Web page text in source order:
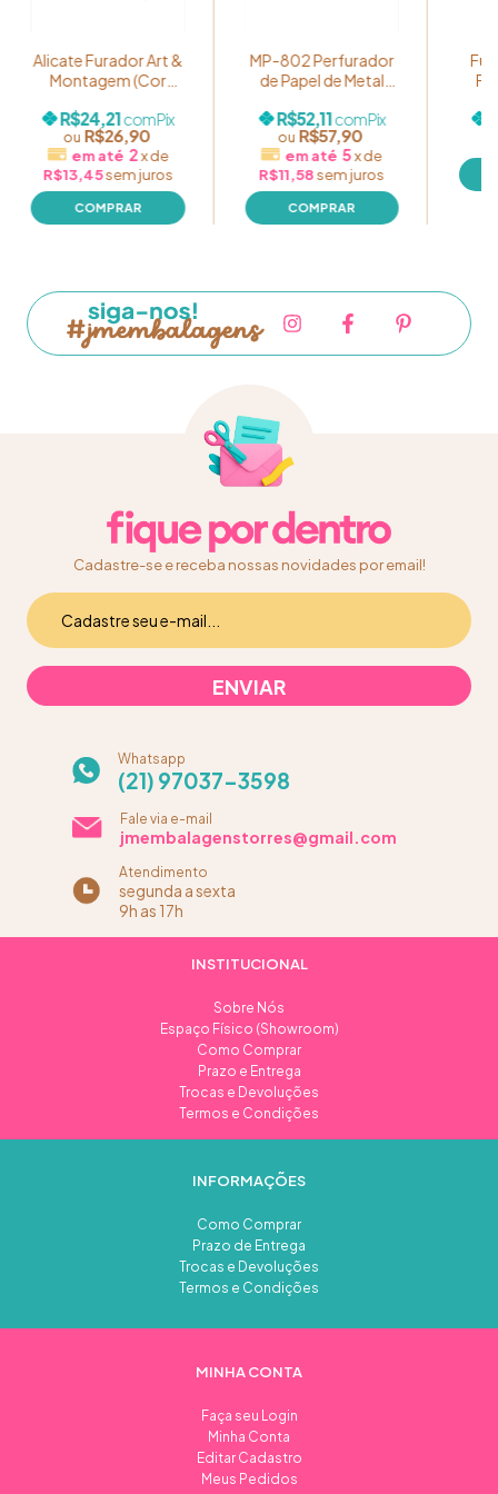
Alicate Furador Art &
Montagem (Cor
mm
R$26,90
R$24,21comPix
2xde
R$13,45sem juros
MP-802 Perfurador
de Papel de Metal
Tamanho M - Até 40
folhas
R$57,90
R$52,11comPix
5xde
R$11,58sem juros
Cadastre-se e receba nossas novidades por email!
Whatsapp
(21) 97037-3598
Fale via e-mail
jmembalagenstorres@gmail.com
Atendimento
segunda a sexta
9h as 17h
INSTITUCIONAL
Sobre Nós
Espaço Físico (Showroom)
Como Comprar
Prazo e Entrega
Trocas e Devoluções
Termos e Condições
INFORMAÇÕES
Como Comprar
Prazo de Entrega
Trocas e Devoluções
Termos e Condições
MINHA CONTA
Faça seu Login
Minha Conta
Editar Cadastro
Meus Pedidos